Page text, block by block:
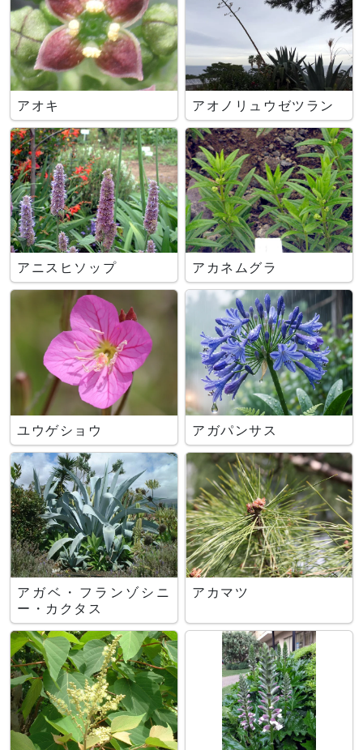
アオキ アオノリュウゼツラン
アニスヒソップ アカネムグラ
ユウゲショウ アガパンサス
アガベ・フランゾシニ
ー・カクタス
アカマツ